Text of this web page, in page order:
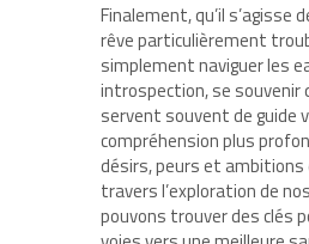
Finalement, qu’il s’agisse
rêve particulièrement
simplement naviguer les
introspection, se souvenir
servent souvent de guide
compréhension plus
désirs, peurs et
travers l’exploration de
pouvons trouver des clés